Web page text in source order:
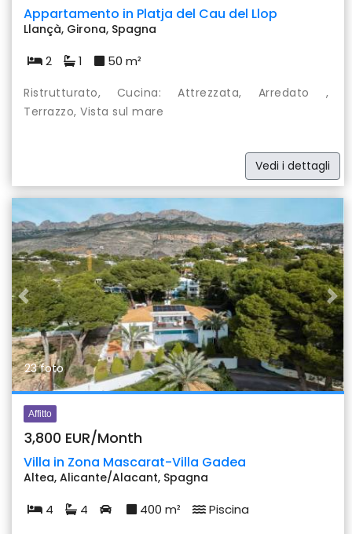
Appartamento in Platja del Cau del Llop
Llançà, Girona, Spagna
2 1 50 m²
Ristrutturato, Cucina: Attrezzata, Arredato ,
Terrazzo, Vista sul mare
Vedi i dettagli
Previous
23 foto
Affitto
3,800 EUR/Month
Villa in Zona Mascarat-Villa Gadea
Altea, Alicante/Alacant, Spagna
4 4 400 m² Piscina